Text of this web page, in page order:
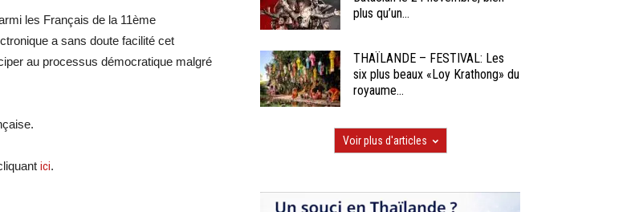
les Français de la 11ème
a sans doute facilité cet
au processus démocratique malgré
ici.
plus qu’un...
THAÏLANDE – FESTIVAL: Les
six plus beaux «Loy Krathong» du
royaume...
Voir plus d'articles